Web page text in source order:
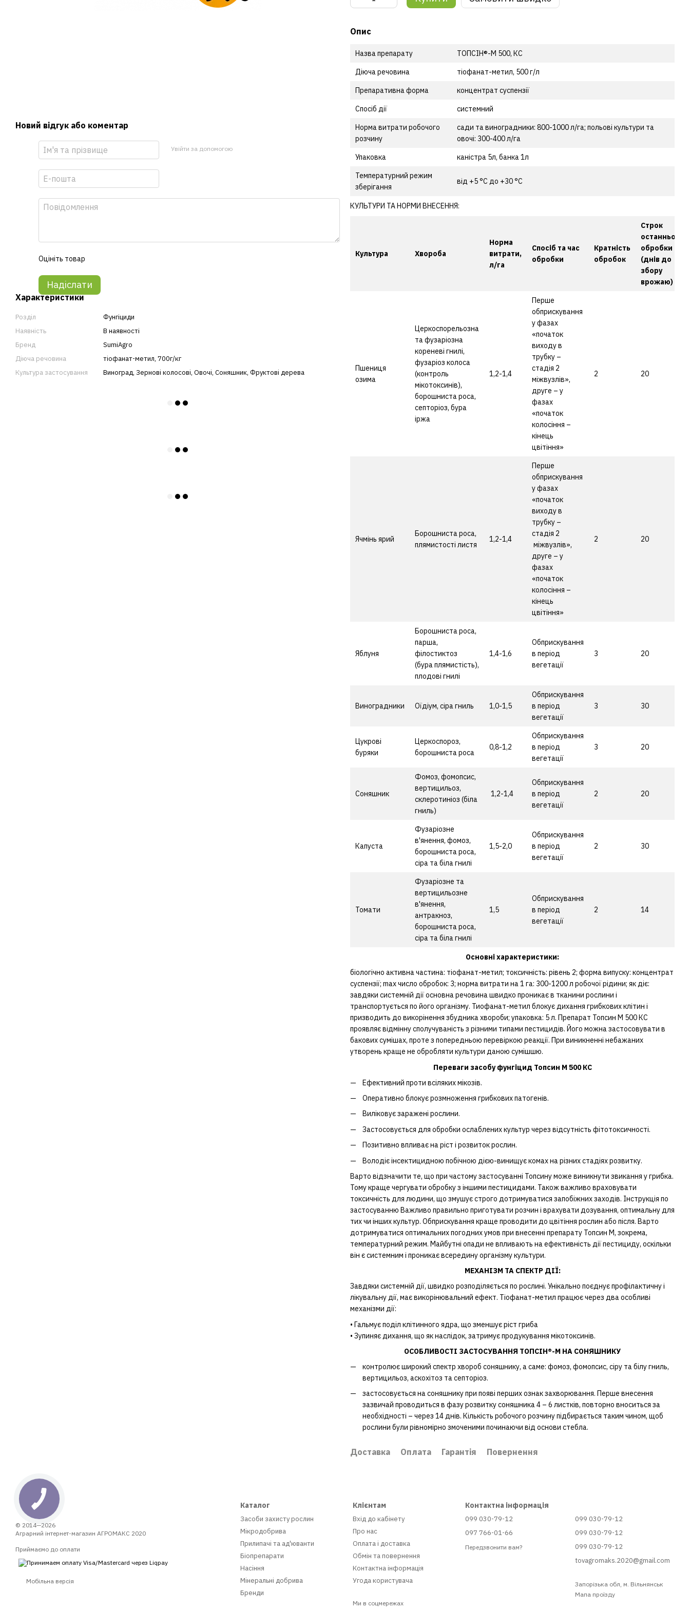
Новий відгук або коментар
Увійти за допомогою
Оцініть товар
Надіслати
Характеристики
Розділ
Фунгіциди
Наявність
В наявності
Бренд
SumiAgro
Діюча речовина
тіофанат-метил, 700г/кг
Культура застосування
Виноград, Зернові колосові, Овочі, Соняшник, Фруктові дерева
Опис
Назва препарату
ТОПСІН®-М 500, КС
Діюча речовина
тіофанат-метил, 500 г/л
Препаративна форма
концентрат суспензії
Спосіб дії
системний
Норма витрати робочого
розчину
сади та виноградники: 800-1000 л/га; польові культури та
овочі: 300-400 л/га
Упаковка
каністра 5л, банка 1л
Температурний режим
зберігання
від +5 °С до +30 °С
КУЛЬТУРИ ТА НОРМИ ВНЕСЕННЯ:
Культура Хвороба
Норма
витрати,
л/га
Спосіб та час
обробки
Кратність
обробок
Строк
останньої
обробки
(днів до
збору
врожаю)
Пшениця
озима
Церкоспорельозна
та фузаріозна
кореневі гнилі,
фузаріоз колоса
(контроль
мікотоксинів),
борошниста роса,
септоріоз, бура
іржа
1,2-1,4
Перше
обприскування
у фазах
«початок
виходу в
трубку –
стадія 2
міжвузлів»,
друге – у
фазах
«початок
колосіння –
кінець
цвітіння»
2 20
Ячмінь ярий
Борошниста роса,
плямистості листя
1,2-1,4
Перше
обприскування
у фазах
«початок
виходу в
трубку –
стадія 2
міжвузлів»,
друге – у
фазах
«початок
колосіння –
кінець
цвітіння»
2 20
Яблуня
Борошниста роса,
парша,
філостиктоз
(бура плямистість),
плодові гнилі
1,4-1,6
Обприскування
в період
вегетації
3 20
Виноградники Оїдіум, сіра гниль 1,0-1,5
Обприскування
в період
вегетації
3 30
Цукрові
буряки
Церкоспороз,
борошниста роса
0,8-1,2
Обприскування
в період
вегетації
3 20
Соняшник
Фомоз, фомопсис,
вертицильоз,
склеротиніоз (біла
гниль)
1,2-1,4
Обприскування
в період
вегетації
2 20
Капуста
Фузаріозне
в'янення, фомоз,
борошниста роса,
сіра та біла гнилі
1,5-2,0
Обприскування
в період
вегетації
2 30
Томати
Фузаріозне та
вертицильозне
в'янення,
антракноз,
борошниста роса,
сіра та біла гнилі
1,5
Обприскування
в період
вегетації
2 14
Основні характеристики:
біологічно активна частина: тіофанат-метил; токсичність: рівень 2; форма випуску: концентрат
суспензії; max число обробок: 3; норма витрати на 1 га: 300-1200 л робочої рідини; як діє:
завдяки системній дії основна речовина швидко проникає в тканини рослини і
транспортується по його організму. Тиофанат-метил блокує дихання грибкових клітин і
призводить до викорінення збудника хвороби; упаковка: 5 л. Препарат Топсин М 500 КС
проявляє відмінну сполучуваність з різними типами пестицидів. Його можна застосовувати в
бакових сумішах, проте з попередньою перевіркою реакції. При виникненні небажаних
утворень краще не обробляти культури даною сумішшю.
Переваги засобу фунгіцид Топсин М 500 КС
Ефективний проти всіляких мікозів.
Оперативно блокує розмноження грибкових патогенів.
Виліковує заражені рослини.
Застосовується для обробки ослаблених культур через відсутність фітотоксичності.
Позитивно впливає на ріст і розвиток рослин.
Володіє інсектицидною побічною дією-винищує комах на різних стадіях розвитку.
Варто відзначити те, що при частому застосуванні Топсину може виникнути звикання у грибка.
Тому краще чергувати обробку з іншими пестицидами. Також важливо враховувати
токсичність для людини, що змушує строго дотримуватися запобіжних заходів. Інструкція по
застосуванню Важливо правильно приготувати розчин і врахувати дозування, оптимальну для
тих чи інших культур. Обприскування краще проводити до цвітіння рослин або після. Варто
дотримуватися оптимальних погодних умов при внесенні препарату Топсин М, зокрема,
температурний режим. Майбутні опади не впливають на ефективність дії пестициду, оскільки
він є системним і проникає всередину організму культури.
МЕХАНІЗМ ТА СПЕКТР ДІЇ:
Завдяки системній дії, швидко розподіляється по рослині. Унікально поєднує профілактичну і
лікувальну дії, має викорінювальний ефект. Tіофанат-метил працює через два особливі
механізми дії:
• Гальмує поділ клітинного ядра, що зменшує ріст гриба
• Зупиняє дихання, що як наслідок, затримує продукування мікотоксинів.
ОСОБЛИВОСТІ ЗАСТОСУВАННЯ ТОПСІН®-М НА СОНЯШНИКУ
контролює широкий спектр хвороб соняшнику, а саме: фомоз, фомопсис, сіру та білу гниль,
вертицильоз, аскохітоз та септоріоз.
застосовується на соняшнику при появі перших ознак захворювання. Перше внесення
зазвичай проводиться в фазу розвитку соняшника 4 – 6 листків, повторно вноситься за
необхідності – через 14 днів. Кількість робочого розчину підбирається таким чином, щоб
рослини були рівномірно змоченими починаючи від основи стебла.
Доставка Оплата Гарантія Повернення
© 2014—2026
Аграрний інтернет-магазин АГРОМАКС 2020
Приймаємо до оплати
Мобільна версія
Каталог
Засоби захисту рослин
Мікродобрива
Прилипачі та ад'юванти
Біопрепарати
Насіння
Мінеральні добрива
Бренди
Клієнтам
Вхід до кабінету
Про нас
Оплата і доставка
Обмін та повернення
Контактна інформація
Угода користувача
Ми в соцмережах
Контактна інформація
099 030-79-12
097 766-01-66
Передзвонити вам?
099 030-79-12
099 030-79-12
099 030-79-12
tovagromaks.2020@gmail.com
Запорізька обл, м. Вільнянськ
Мапа проїзду